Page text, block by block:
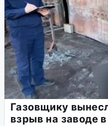
Газовщику
взрыв на заводе